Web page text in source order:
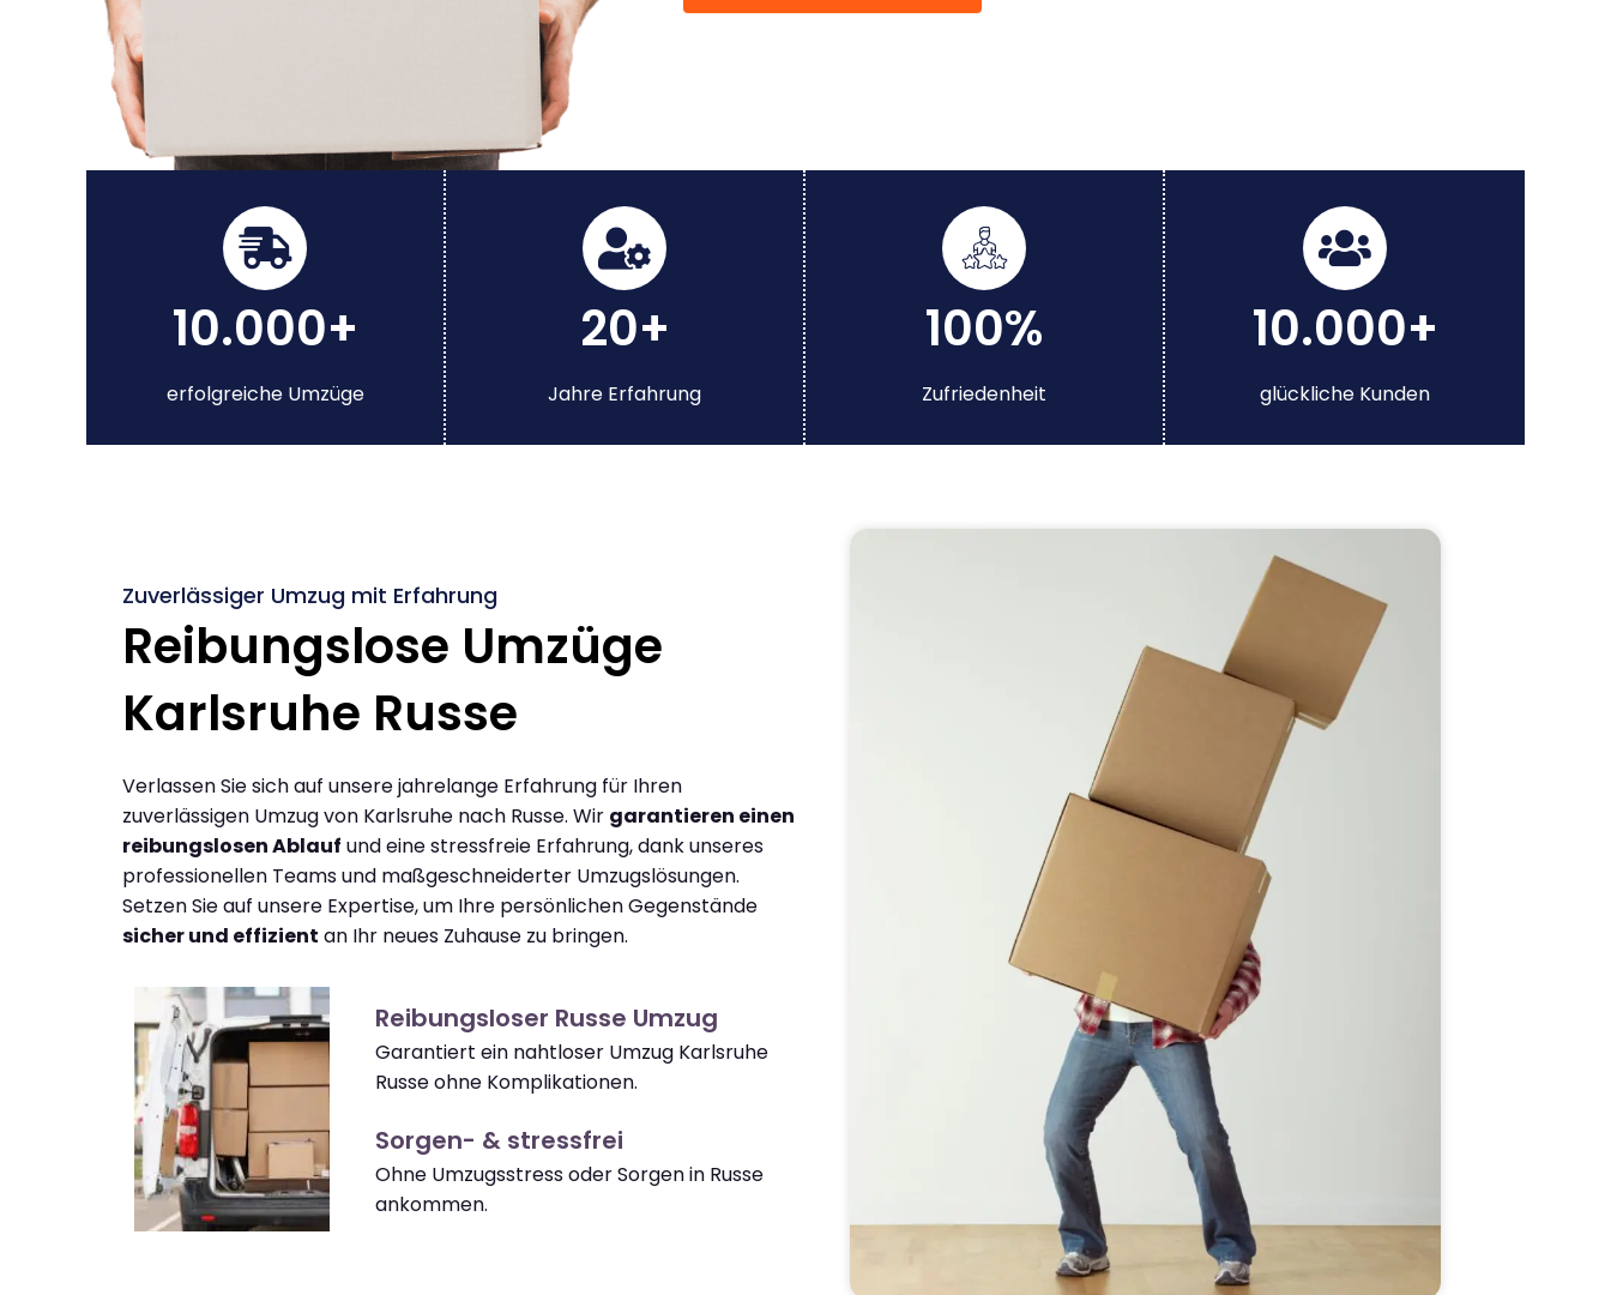
10.000+
erfolgreiche Umzüge
20+
Jahre Erfahrung
100%
Zufriedenheit
10.000+
glückliche Kunden
Zuverlässiger Umzug mit Erfahrung
Reibungslose Umzüge
Karlsruhe Russe
Verlassen Sie sich auf unsere jahrelange Erfahrung für Ihren
zuverlässigen Umzug von Karlsruhe nach Russe. Wir garantieren einen
reibungslosen Ablauf und eine stressfreie Erfahrung, dank unseres
professionellen Teams und maßgeschneiderter Umzugslösungen.
Setzen Sie auf unsere Expertise, um Ihre persönlichen Gegenstände
sicher und effizient an Ihr neues Zuhause zu bringen.
Reibungsloser Russe Umzug
Garantiert ein nahtloser Umzug Karlsruhe
Russe ohne Komplikationen.
Sorgen- & stressfrei
Ohne Umzugsstress oder Sorgen in Russe
ankommen.